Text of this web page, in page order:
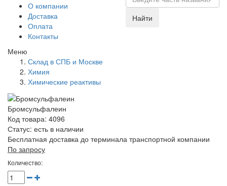
О компании
Доставка
Оплата
Контакты
Найти
Меню
Склад в СПБ и Москве
Химия
Химические реактивы
Бромсульфалеин
Код товара: 4096
Статус: есть в наличии
Бесплатная доставка до терминала транспортной компании
По запросу
Количество: